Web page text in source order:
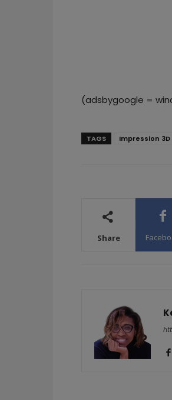
(adsbygoogle =
TAGS Impression 3D
Share